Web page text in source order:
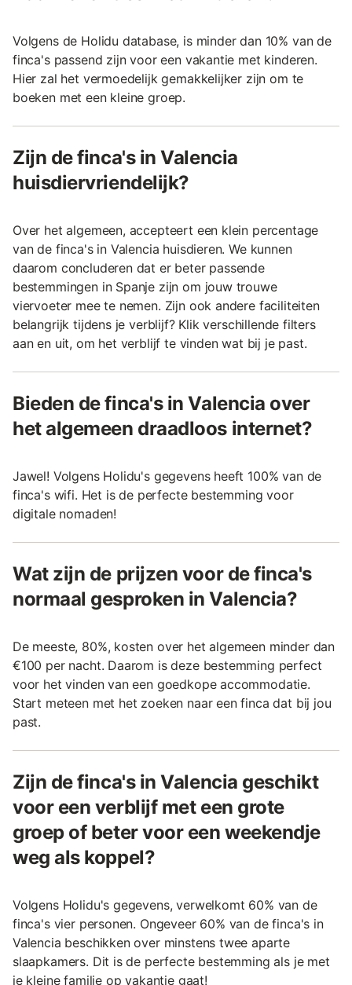
Volgens de Holidu database, is minder dan 10% van de
finca's passend zijn voor een vakantie met kinderen.
Hier zal het vermoedelijk gemakkelijker zijn om te
boeken met een kleine groep.
Zijn de finca's in Valencia
huisdiervriendelijk?
Over het algemeen, accepteert een klein percentage
van de finca's in Valencia huisdieren. We kunnen
daarom concluderen dat er beter passende
bestemmingen in Spanje zijn om jouw trouwe
viervoeter mee te nemen. Zijn ook andere faciliteiten
belangrijk tijdens je verblijf? Klik verschillende filters
aan en uit, om het verblijf te vinden wat bij je past.
Bieden de finca's in Valencia over
het algemeen draadloos internet?
Jawel! Volgens Holidu's gegevens heeft 100% van de
finca's wifi. Het is de perfecte bestemming voor
digitale nomaden!
Wat zijn de prijzen voor de finca's
normaal gesproken in Valencia?
De meeste, 80%, kosten over het algemeen minder dan
€100 per nacht. Daarom is deze bestemming perfect
voor het vinden van een goedkope accommodatie.
Start meteen met het zoeken naar een finca dat bij jou
past.
Zijn de finca's in Valencia geschikt
voor een verblijf met een grote
groep of beter voor een weekendje
weg als koppel?
Volgens Holidu's gegevens, verwelkomt 60% van de
finca's vier personen. Ongeveer 60% van de finca's in
Valencia beschikken over minstens twee aparte
slaapkamers. Dit is de perfecte bestemming als je met
je kleine familie op vakantie gaat!